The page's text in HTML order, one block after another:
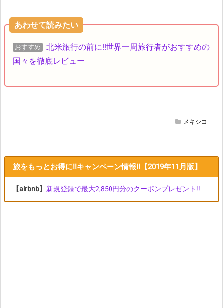
あわせて読みたい
おすすめ
北米旅行の前に!!世界一周旅行者がおすすめの
国々を徹底レビュー
メキシコ
旅をもっとお得に!!キャンペーン情報!!【2019年11月版】
【airbnb】 新規登録で最大2,850円分のクーポンプレゼント!!